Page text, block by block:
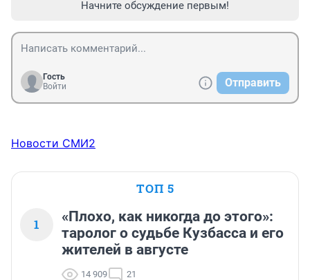
Начните обсуждение первым!
Гость
Войти
Отправить
Новости СМИ2
ТОП 5
1
«Плохо, как никогда до этого»:
таролог о судьбе Кузбасса и его
жителей в августе
14 909 21